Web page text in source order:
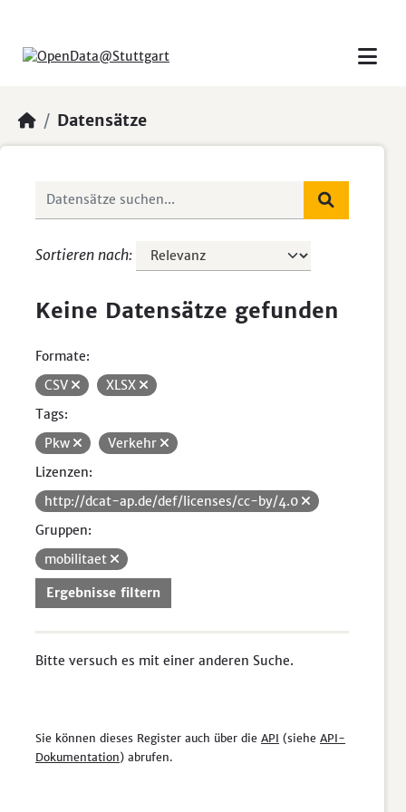
Datensätze
Sortieren nach
Keine Datensätze gefunden
Formate:
CSV
XLSX
Tags:
Pkw
Verkehr
Lizenzen:
http://dcat-ap.de/def/licenses/cc-by/4.0
Gruppen:
mobilitaet
Ergebnisse filtern
Bitte versuch es mit einer anderen Suche.
Sie können dieses Register auch über die API (siehe API-
Dokumentation) abrufen.